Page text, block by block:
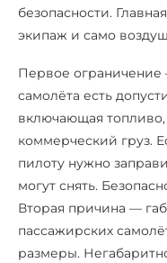
безопасности.
экипаж и само
Первое
самолёта есть
включающая
коммерческий груз.
пилоту нужно
могут снять.
Вторая причина —
пассажирских
размеры.